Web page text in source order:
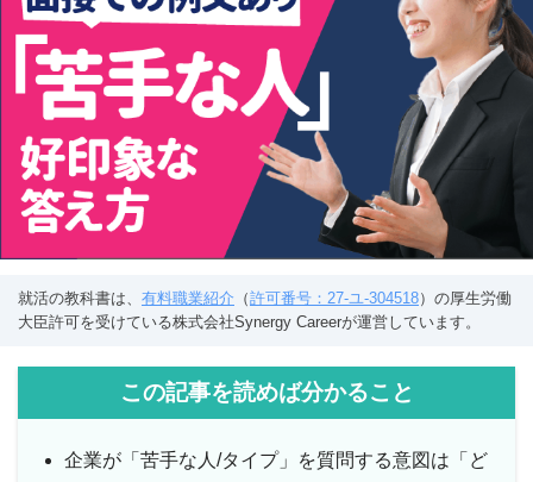
就活の教科書は、 有料職業紹介 （許可番号：27-ユ-304518）の厚生労働
大臣許可を受けている株式会社Synergy Careerが運営しています。
この記事を読めば分かること
企業が「苦手な人/タイプ」を質問する意図は「ど